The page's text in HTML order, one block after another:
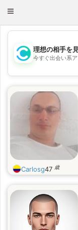
Toggle
💖
理想の相手を
今すぐ出会い系
Carlosg47 歳